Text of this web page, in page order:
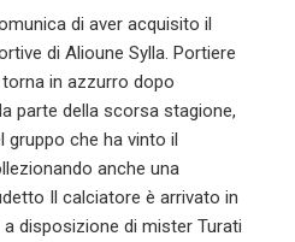
di aver acquisito il
di Alioune Sylla. Portiere
in azzurro dopo
parte della scorsa stagione,
che ha vinto il
anche una
Il calciatore è arrivato in
disposizione di mister Turati